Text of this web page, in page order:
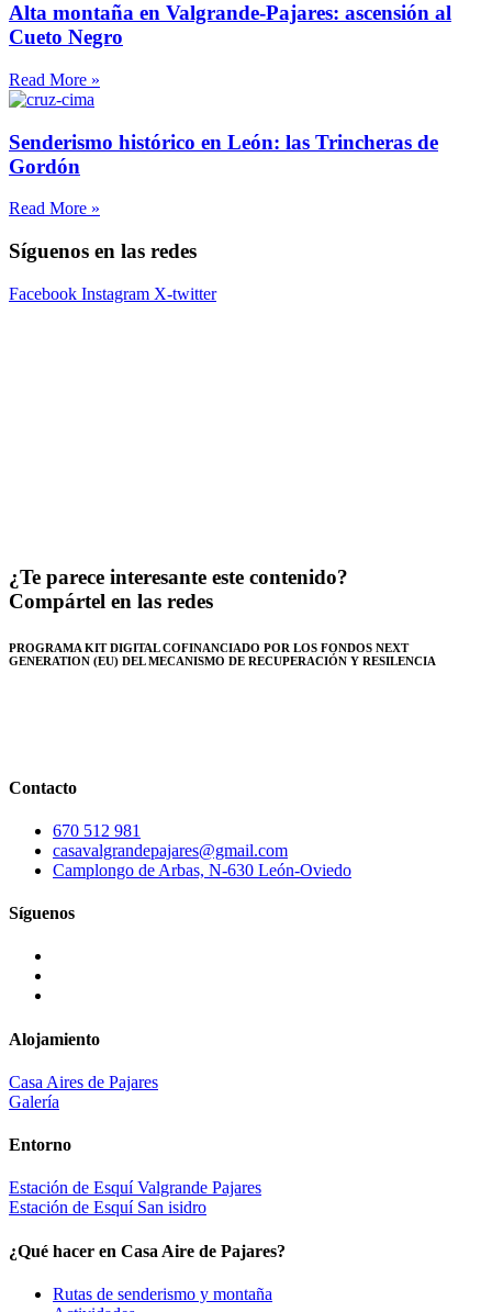
Alta montaña en Valgrande-Pajares: ascensión al
Cueto Negro
Read More »
Senderismo histórico en León: las Trincheras de
Gordón
Read More »
Síguenos en las redes
Facebook Instagram X-twitter
¿Te parece interesante este contenido?
Compártel en las redes
PROGRAMA KIT DIGITAL COFINANCIADO POR LOS FONDOS NEXT
GENERATION (EU) DEL MECANISMO DE RECUPERACIÓN Y RESILENCIA
Contacto
670 512 981
casavalgrandepajares@gmail.com
Camplongo de Arbas, N-630 León-Oviedo
Síguenos
Alojamiento
Casa Aires de Pajares
Galería
Entorno
Estación de Esquí Valgrande Pajares
Estación de Esquí San isidro
¿Qué hacer en Casa Aire de Pajares?
Rutas de senderismo y montaña